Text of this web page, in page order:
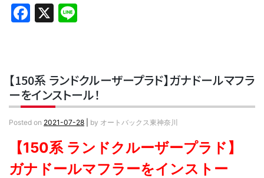
Facebook
X
【150系 ランドクルーザープラド】ガナドールマフラ
ーをインストール！
Posted on 2021-07-28 by オートバックス東神奈川
【150系 ランドクルーザープラド】
ガナドールマフラーをインストー